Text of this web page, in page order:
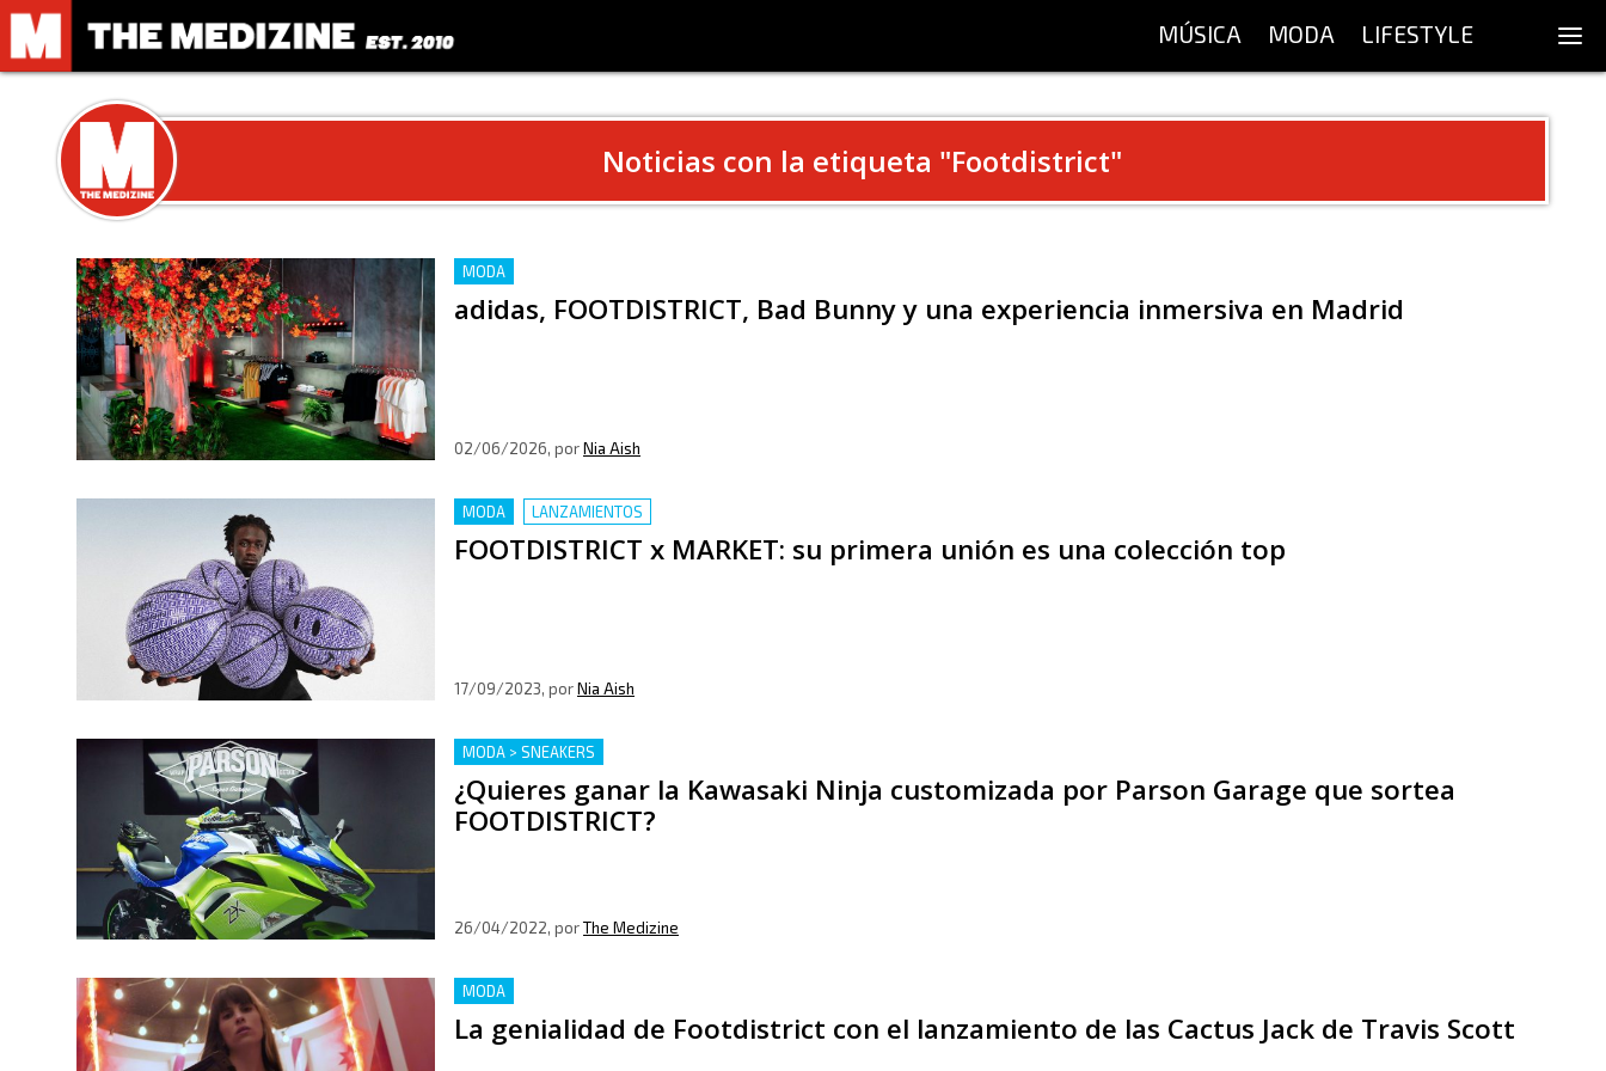
MÚSICA MODA LIFESTYLE
Noticias con la etiqueta "Footdistrict"
MODA
adidas, FOOTDISTRICT, Bad Bunny y una experiencia inmersiva en Madrid
02/06/2026, porNia Aish
MODA LANZAMIENTOS
FOOTDISTRICT x MARKET: su primera unión es una colección top
17/09/2023, porNia Aish
MODA > SNEAKERS
¿Quieres ganar la Kawasaki Ninja customizada por Parson Garage que sortea
FOOTDISTRICT?
26/04/2022, porThe Medizine
MODA
La genialidad de Footdistrict con el lanzamiento de las Cactus Jack de Travis Scott